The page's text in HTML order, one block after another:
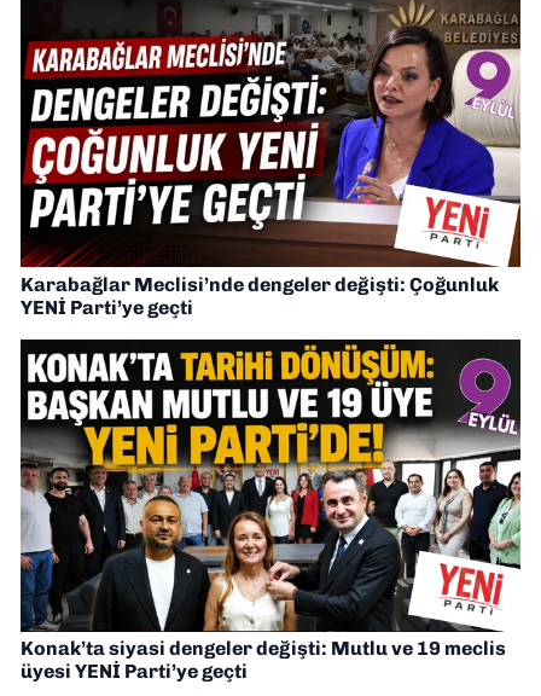
Karabağlar Meclisi’nde dengeler değişti: Çoğunluk
YENİ Parti’ye geçti
Konak’ta siyasi dengeler değişti: Mutlu ve 19 meclis
üyesi YENİ Parti’ye geçti